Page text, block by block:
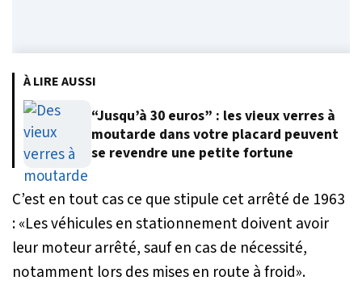
À LIRE AUSSI
“Jusqu’à 30 euros” : les vieux verres à
moutarde dans votre placard peuvent
se revendre une petite fortune
C’est en tout cas ce que stipule cet arrêté de 1963
: «Les véhicules en stationnement doivent avoir
leur moteur arrêté, sauf en cas de nécessité,
notamment lors des mises en route à froid».